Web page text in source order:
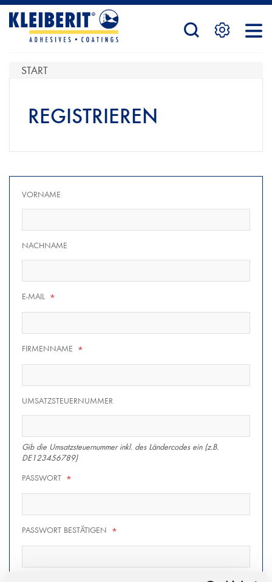
STARTSEITE
PRODUKTE
SERVICE
HÄNDLERSUCHE
START
REGISTRIEREN
VORNAME
NACHNAME
E-MAIL *
FIRMENNAME *
UMSATZSTEUERNUMMER
Gib die Umsatzsteuernummer inkl. des Ländercodes ein (z.B.
DE123456789)
PASSWORT *
PASSWORT BESTÄTIGEN *